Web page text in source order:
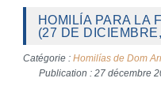
HOMILÍA PARA LA
(27 DE
Catégorie : Homilías de Dom
Publication : 27 décembre